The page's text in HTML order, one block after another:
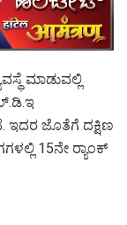
ಮಾಡುವಲ್ಲಿ
ಇದರ ಜೊತೆಗೆ ದಕ್ಷಿಣ
15ನೇ ರ‍್ಯಾಂಕ್